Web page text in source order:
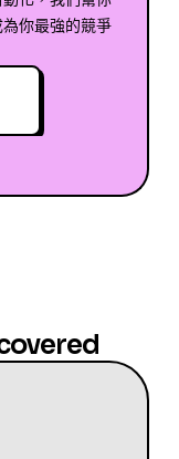
你最強的競爭